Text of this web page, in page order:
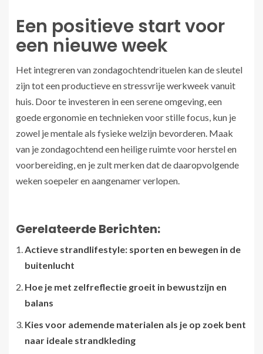
Een positieve start voor
een nieuwe week
Het integreren van zondagochtendrituelen kan de sleutel
zijn tot een productieve en stressvrije werkweek vanuit
huis. Door te investeren in een serene omgeving, een
goede ergonomie en technieken voor stille focus, kun je
zowel je mentale als fysieke welzijn bevorderen. Maak
van je zondagochtend een heilige ruimte voor herstel en
voorbereiding, en je zult merken dat de daaropvolgende
weken soepeler en aangenamer verlopen.
Gerelateerde Berichten:
Actieve strandlifestyle: sporten en bewegen in de
buitenlucht
Hoe je met zelfreflectie groeit in bewustzijn en
balans
Kies voor ademende materialen als je op zoek bent
naar ideale strandkleding